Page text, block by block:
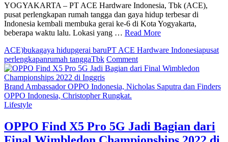
YOGYAKARTA – PT ACE Hardware Indonesia, Tbk (ACE),
pusat perlengkapan rumah tangga dan gaya hidup terbesar di
Indonesia kembali membuka gerai ke-6 di Kota Yogyakarta,
beberapa waktu lalu. Lokasi yang … Read More
ACE)bukagaya hidupgerai baruPT ACE Hardware Indonesiapusat
perlengkapanrumah tanggaTbk Commenton
Lihat
Pasar,
Indonesia
Buka
Brand Ambassador OPPO Indonesia, Nicholas Saputra dan Finders
OPPO Indonesia, Christopher Rungkat.
Lifestyle
OPPO Find X5 Pro 5G Jadi Bagian dari